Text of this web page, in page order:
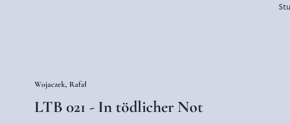
Wojaczek, Rafał
LTB 021 - In tödlicher Not